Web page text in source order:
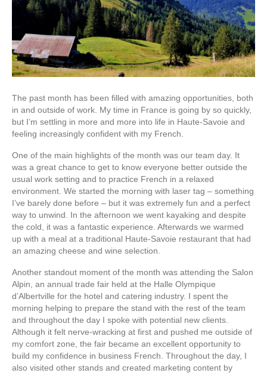
The past month has been filled with amazing opportunities, both
in and outside of work. My time in France is going by so quickly,
but I’m settling in more and more into life in Haute-Savoie and
feeling increasingly confident with my French.
One of the main highlights of the month was our team day. It
was a great chance to get to know everyone better outside the
usual work setting and to practice French in a relaxed
environment. We started the morning with laser tag – something
I’ve barely done before – but it was extremely fun and a perfect
way to unwind. In the afternoon we went kayaking and despite
the cold, it was a fantastic experience. Afterwards we warmed
up with a meal at a traditional Haute-Savoie restaurant that had
an amazing cheese and wine selection.
Another standout moment of the month was attending the Salon
Alpin, an annual trade fair held at the Halle Olympique
d’Albertville for the hotel and catering industry. I spent the
morning helping to prepare the stand with the rest of the team
and throughout the day I spoke with potential new clients.
Although it felt nerve-wracking at first and pushed me outside of
my comfort zone, the fair became an excellent opportunity to
build my confidence in business French. Throughout the day, I
also visited other stands and created marketing content by